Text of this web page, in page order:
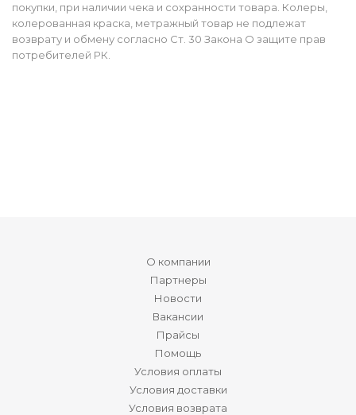
покупки, при наличии чека и сохранности товара. Колеры,
колерованная краска, метражный товар не подлежат
возврату и обмену согласно Ст. 30 Закона О защите прав
потребителей РК.
О компании
Партнеры
Новости
Вакансии
Прайсы
Помощь
Условия оплаты
Условия доставки
Условия возврата